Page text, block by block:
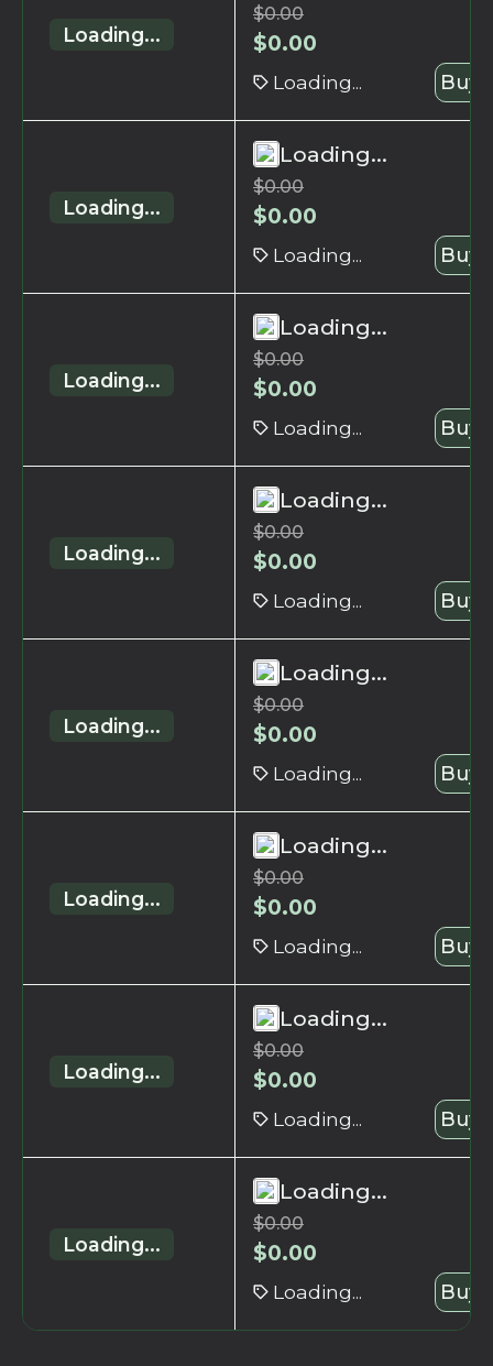
Loading...
$0.00
$0.00
Loading... Buy
Loading...
Loading...
$0.00
$0.00
Loading... Buy
Loading...
Loading...
$0.00
$0.00
Loading... Buy
Loading...
Loading...
$0.00
$0.00
Loading... Buy
Loading...
Loading...
$0.00
$0.00
Loading... Buy
Loading...
Loading...
$0.00
$0.00
Loading... Buy
Loading...
Loading...
$0.00
$0.00
Loading... Buy
Loading...
Loading...
$0.00
$0.00
Loading... Buy